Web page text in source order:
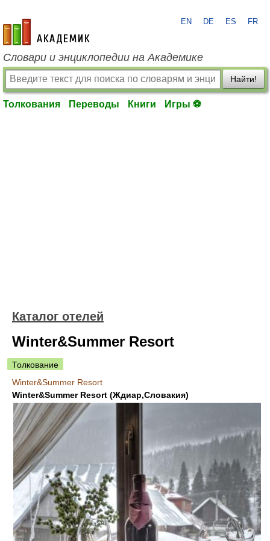
academic.ru
EN DE ES FR
Словари и энциклопедии на Академике
Найти!
Толкования Переводы Книги Игры ⚽
Каталог отелей
Winter&Summer Resort
Толкование
Winter&Summer Resort
Winter&Summer Resort (Ждиар,Словакия)